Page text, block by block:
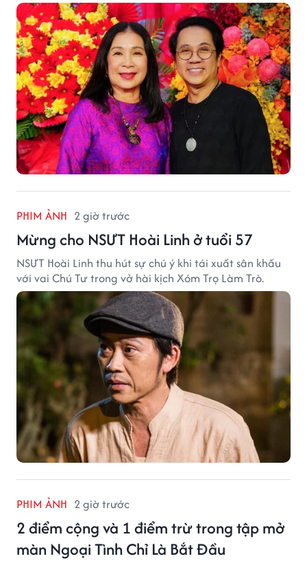
khấu.
PHIM ẢNH 2 giờ trước
Mừng cho NSƯT Hoài Linh ở tuổi 57
NSƯT Hoài Linh thu hút sự chú ý khi tái xuất sân khấu
với vai Chú Tư trong vở hài kịch Xóm Trọ Làm Trò.
PHIM ẢNH 2 giờ trước
2 điểm cộng và 1 điểm trừ trong tập mở
màn Ngoại Tình Chỉ Là Bắt Đầu